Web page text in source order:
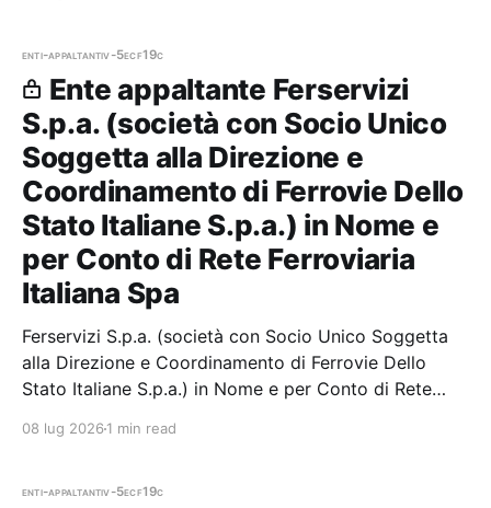
enti-appaltantiv-5ecf19c
Ente appaltante Ferservizi
S.p.a. (società con Socio Unico
Soggetta alla Direzione e
Coordinamento di Ferrovie Dello
Stato Italiane S.p.a.) in Nome e
per Conto di Rete Ferroviaria
Italiana Spa
Ferservizi S.p.a. (società con Socio Unico Soggetta
alla Direzione e Coordinamento di Ferrovie Dello
Stato Italiane S.p.a.) in Nome e per Conto di Rete
partecipazioni. Il
08 lug 2026 1 min read
enti-appaltantiv-5ecf19c